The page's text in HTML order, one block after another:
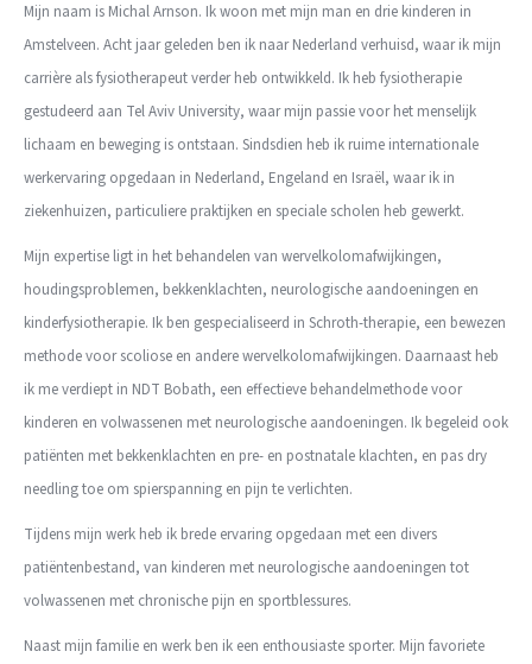
Mijn naam is Michal Arnson. Ik woon met mijn man en drie kinderen in
Amstelveen. Acht jaar geleden ben ik naar Nederland verhuisd, waar ik mijn
carrière als fysiotherapeut verder heb ontwikkeld. Ik heb fysiotherapie
gestudeerd aan Tel Aviv University, waar mijn passie voor het menselijk
lichaam en beweging is ontstaan. Sindsdien heb ik ruime internationale
werkervaring opgedaan in Nederland, Engeland en Israël, waar ik in
ziekenhuizen, particuliere praktijken en speciale scholen heb gewerkt.
Mijn expertise ligt in het behandelen van wervelkolomafwijkingen,
houdingsproblemen, bekkenklachten, neurologische aandoeningen en
kinderfysiotherapie. Ik ben gespecialiseerd in Schroth-therapie, een bewezen
methode voor scoliose en andere wervelkolomafwijkingen. Daarnaast heb
ik me verdiept in NDT Bobath, een effectieve behandelmethode voor
kinderen en volwassenen met neurologische aandoeningen. Ik begeleid ook
patiënten met bekkenklachten en pre- en postnatale klachten, en pas dry
needling toe om spierspanning en pijn te verlichten.
Tijdens mijn werk heb ik brede ervaring opgedaan met een divers
patiëntenbestand, van kinderen met neurologische aandoeningen tot
volwassenen met chronische pijn en sportblessures.
Naast mijn familie en werk ben ik een enthousiaste sporter. Mijn favoriete